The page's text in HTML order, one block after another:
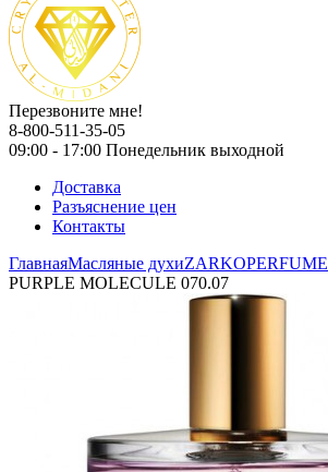
Перезвоните мне!
8-800-511-35-05
09:00 - 17:00 Понедельник выходной
Доставка
Разъяснение цен
Контакты
ГлавнаяМасляные духиZARKOPERFUME
PURPLE MOLECULE 070.07